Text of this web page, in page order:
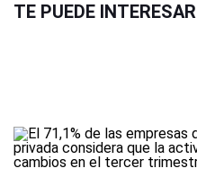
TE PUEDE INTERESAR